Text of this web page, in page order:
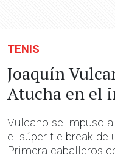
TENIS
Joaquín
Atucha en el
Vulcano se impuso
el súper tie break de
Primera caballeros